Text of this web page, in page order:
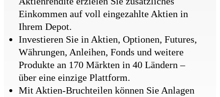
Einkommen auf voll eingezahlte Aktien in
Ihrem Depot.
Investieren Sie in Aktien, Optionen, Futures,
Währungen, Anleihen, Fonds und weitere
Produkte an 170 Märkten in 40 Ländern –
über eine einzige Plattform.
Mit Aktien-Bruchteilen können Sie Anlagen